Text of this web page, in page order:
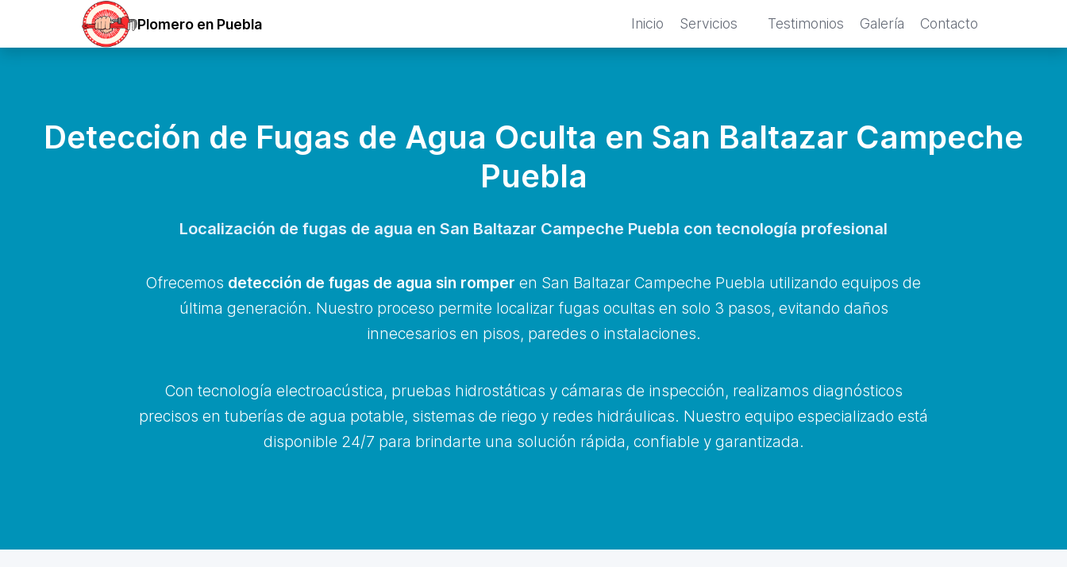
Plomero en Puebla Inicio Servicios Testimonios Galería Contacto
Detección de Fugas de Agua Oculta en San Baltazar Campeche
Puebla
Localización de fugas de agua en San Baltazar Campeche Puebla con tecnología profesional
Ofrecemos detección de fugas de agua sin romper en San Baltazar Campeche Puebla utilizando equipos de
última generación. Nuestro proceso permite localizar fugas ocultas en solo 3 pasos, evitando daños
innecesarios en pisos, paredes o instalaciones.
Con tecnología electroacústica, pruebas hidrostáticas y cámaras de inspección, realizamos diagnósticos
precisos en tuberías de agua potable, sistemas de riego y redes hidráulicas. Nuestro equipo especializado está
disponible 24/7 para brindarte una solución rápida, confiable y garantizada.